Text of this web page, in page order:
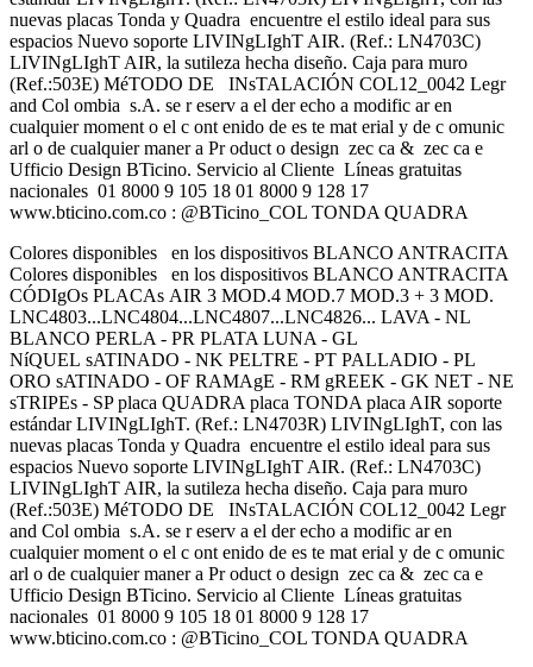
nuevas placas Tonda y Quadra encuentre el estilo ideal para sus
espacios Nuevo soporte LIVINgLIghT AIR. (Ref.: LN4703C)
LIVINgLIghT AIR, la sutileza hecha diseño. Caja para muro
(Ref.:503E) MéTODO DE INsTALACIÓN COL12_0042 Legr
and Col ombia s.A. se r eserv a el der echo a modific ar en
cualquier moment o el c ont enido de es te mat erial y de c omunic
arl o de cualquier maner a Pr oduct o design zec ca & zec ca e
Ufficio Design BTicino. Servicio al Cliente Líneas gratuitas
nacionales 01 8000 9 105 18 01 8000 9 128 17
www.bticino.com.co : @BTicino_COL TONDA QUADRA
Colores disponibles en los dispositivos BLANCO ANTRACITA
Colores disponibles en los dispositivos BLANCO ANTRACITA
CÓDIgOs PLACAs AIR 3 MOD.4 MOD.7 MOD.3 + 3 MOD.
LNC4803...LNC4804...LNC4807...LNC4826... LAVA - NL
BLANCO PERLA - PR PLATA LUNA - GL
NíQUEL sATINADO - NK PELTRE - PT PALLADIO - PL
ORO sATINADO - OF RAMAgE - RM gREEK - GK NET - NE
sTRIPEs - SP placa QUADRA placa TONDA placa AIR soporte
estándar LIVINgLIghT. (Ref.: LN4703R) LIVINgLIghT, con las
nuevas placas Tonda y Quadra encuentre el estilo ideal para sus
espacios Nuevo soporte LIVINgLIghT AIR. (Ref.: LN4703C)
LIVINgLIghT AIR, la sutileza hecha diseño. Caja para muro
(Ref.:503E) MéTODO DE INsTALACIÓN COL12_0042 Legr
and Col ombia s.A. se r eserv a el der echo a modific ar en
cualquier moment o el c ont enido de es te mat erial y de c omunic
arl o de cualquier maner a Pr oduct o design zec ca & zec ca e
Ufficio Design BTicino. Servicio al Cliente Líneas gratuitas
nacionales 01 8000 9 105 18 01 8000 9 128 17
www.bticino.com.co : @BTicino_COL TONDA QUADRA